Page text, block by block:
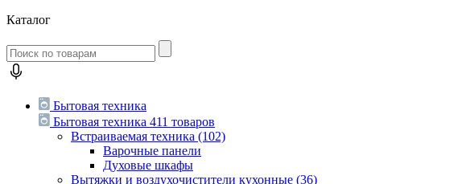
Каталог
Бытовая техника
Бытовая техника 411 товаров
Встраиваемая техника (102)
Варочные панели
Духовые шкафы
Вытяжки и воздухочистители кухонные (36)